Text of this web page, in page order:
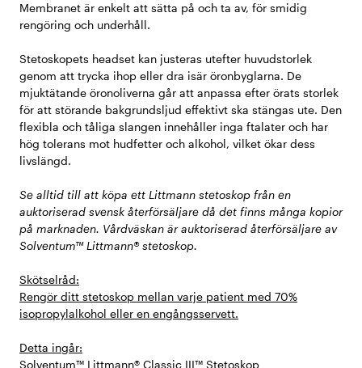
Membranet är enkelt att sätta på och ta av, för smidig
rengöring och underhåll.
Stetoskopets headset kan justeras utefter huvudstorlek
genom att trycka ihop eller dra isär öronbyglarna. De
mjuktätande öronoliverna går att anpassa efter örats storlek
för att störande bakgrundsljud effektivt ska stängas ute. Den
flexibla och tåliga slangen innehåller inga ftalater och har
hög tolerans mot hudfetter och alkohol, vilket ökar dess
livslängd.
Se alltid till att köpa ett Littmann stetoskop från en
auktoriserad svensk återförsäljare då det finns många kopior
på marknaden. Vårdväskan är auktoriserad återförsäljare av
Solventum™ Littmann® stetoskop.
Skötselråd:
Rengör ditt stetoskop mellan varje patient med 70%
isopropylalkohol eller en engångsservett.
Detta ingår:
Solventum™ Littmann® Classic III™ Stetoskop